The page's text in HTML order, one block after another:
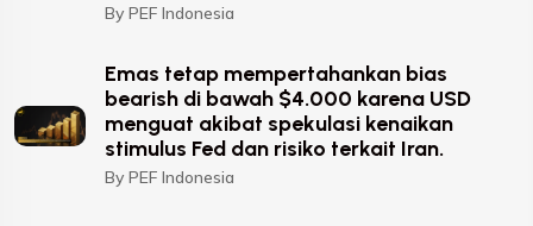
By PEF Indonesia
Emas tetap mempertahankan bias
bearish di bawah $4.000 karena USD
menguat akibat spekulasi kenaikan
stimulus Fed dan risiko terkait Iran.
By PEF Indonesia